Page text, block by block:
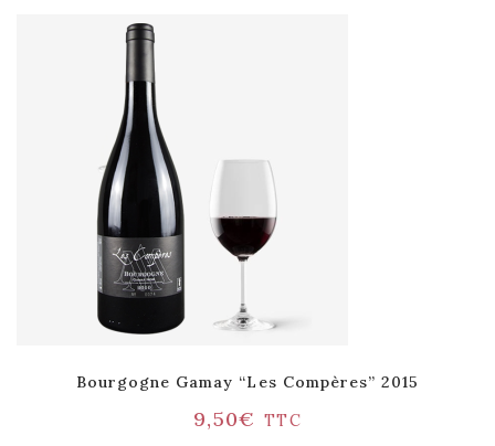
Bourgogne Gamay “Les Compères” 2015
9,50€ TTC